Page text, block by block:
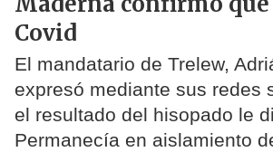
Covid
El mandatario de Trelew,
expresó mediante sus redes
el resultado del hisopado le
Permanecía en aislamiento